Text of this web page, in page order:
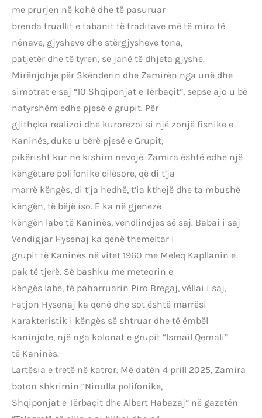
me prurjen në kohë dhe të pasuruar
brenda truallit e tabanit të traditave më të mira të
nënave, gjysheve dhe stërgjysheve tona,
patjetër dhe të tyren, se janë të dhjeta gjyshe.
Mirënjohje për Skënderin dhe Zamirën nga unë dhe
simotrat e saj “10 Shqiponjat e Tërbaçit”, sepse ajo u bë
natyrshëm edhe pjesë e grupit. Për
gjithçka realizoi dhe kurorëzoi si një zonjë fisnike e
Kaninës, duke u bërë pjesë e Grupit,
pikërisht kur ne kishim nevojë. Zamira është edhe një
këngëtare polifonike cilësore, që di t’ja
marrë këngës, di t’ja hedhë, t’ia kthejë dhe ta mbushë
këngën, të bëjë iso. E ka në gjenezë
këngën labe të Kaninës, vendlindjes së saj. Babai i saj
Vendigjar Hysenaj ka qenë themeltar i
grupit të Kaninës në vitet 1960 me Meleq Kapllanin e
pak të tjerë. Së bashku me meteorin e
këngës labe, të paharruarin Piro Bregaj, vëllai i saj,
Fatjon Hysenaj ka qenë dhe sot është marrësi
karakteristik i këngës së shtruar dhe të ëmbël
kaninjote, një nga kolonat e grupit “Ismail Qemali”
të Kaninës.
Lartësia e tretë në katror. Më datën 4 prill 2025, Zamira
boton shkrimin “Ninulla polifonike,
Shqiponjat e Tërbaçit dhe Albert Habazaj” në gazetën